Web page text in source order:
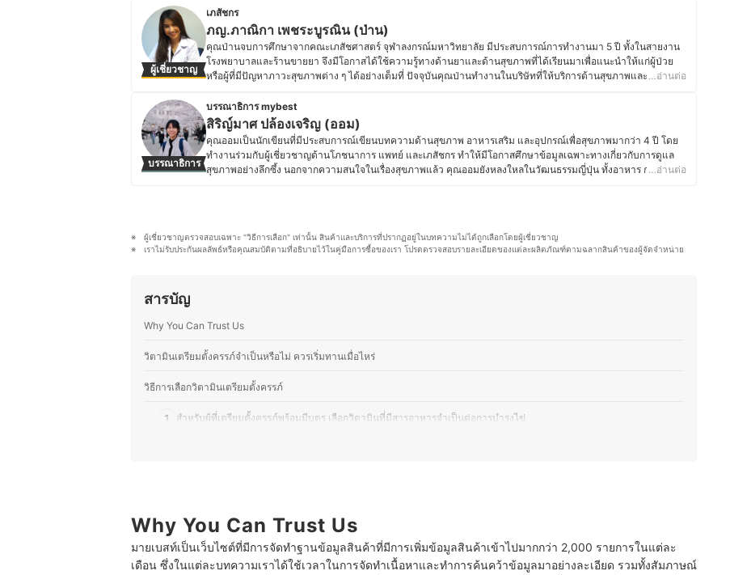
ผู้เชี่ยวชาญ
เภสัชกร
ภญ.ภาณิกา เพชระบูรณิน (ป่าน)
คุณป่านจบการศึกษาจากคณะเภสัชศาสตร์ จุฬาลงกรณ์มหาวิทยาลัย มีประสบการณ์การทำงานมา 5 ปี ทั้งในสายงาน
โรงพยาบาลและร้านขายยา จึงมีโอกาสได้ใช้ความรู้ทางด้านยาและด้านสุขภาพที่ได้เรียนมาเพื่อแนะนำให้แก่ผู้ป่วย
หรือผู้ที่มีปัญหาภาวะสุขภาพต่าง ๆ ได้อย่างเต็มที่ ปัจจุบันคุณป่านทำงานในบริษัทที่ให้บริการด้านสุขภาพและความ
คุณภาพชีวิตและสุขภาพที่ดียิ่งขึ้น นอกจากอาชีพสายงานโรงพยาบาลและร้านยาแล้ว คุณป่านยังมีความสนใจเรื่อง
สุขภาพและอาหารเสริมเพื่อดูแลสุขภาพตนเองและคนในครอบครัวอีกด้วย
ประวัติของ ภญ.ภาณิกา เพชระบูรณิน (ป่าน)
…อ่านต่อ
บรรณาธิการ
บรรณาธิการ mybest
สิริญ์มาศ ปล้องเจริญ (ออม)
คุณออมเป็นนักเขียนที่มีประสบการณ์เขียนบทความด้านสุขภาพ อาหารเสริม และอุปกรณ์เพื่อสุขภาพมากว่า 4 ปี โดย
ทำงานร่วมกับผู้เชี่ยวชาญด้านโภชนาการ แพทย์ และเภสัชกร ทำให้มีโอกาสศึกษาข้อมูลเฉพาะทางเกี่ยวกับการดูแล
สุขภาพอย่างลึกซึ้ง นอกจากความสนใจในเรื่องสุขภาพแล้ว คุณออมยังหลงใหลในวัฒนธรรมญี่ปุ่น ทั้งอาหาร การใช้
ออมจึงมุ่งมั่นที่จะถ่ายทอดความรู้ให้ผู้อ่านสามารถนำไปปรับใช้ได้จริง
ประวัติของ สิริญ์มาศ ปล้องเจริญ (ออม)
…อ่านต่อ
ผู้เชี่ยวชาญตรวจสอบเฉพาะ "วิธีการเลือก" เท่านั้น สินค้าและบริการที่ปรากฏอยู่ในบทความไม่ได้ถูกเลือกโดยผู้เชี่ยวชาญ
เราไม่รับประกันผลลัพธ์หรือคุณสมบัติตามที่อธิบายไว้ในคู่มือการซื้อของเรา โปรดตรวจสอบรายละเอียดของแต่ละผลิตภัณฑ์ตามฉลากสินค้าของผู้จัดจำหน่าย
สารบัญ
Why You Can Trust Us
วิตามินเตรียมตั้งครรภ์จำเป็นหรือไม่ ควรเริ่มทานเมื่อไหร่
วิธีการเลือกวิตามินเตรียมตั้งครรภ์
1 สำหรับผู้ที่เตรียมตั้งครรภ์พร้อมมีบุตร เลือกวิตามินที่มีสารอาหารจำเป็นต่อการบำรุงไข่
10 วิตามินเตรียมตั้งครรภ์ ยี่ห้อไหนดี บำรุงไข่และสุขภาพ
แนะนำอาหารบํารุงมดลูกก่อนตั้งครรภ์
Why You Can Trust Us
มายเบสท์เป็นเว็บไซต์ที่มีการจัดทำฐานข้อมูลสินค้าที่มีการเพิ่มข้อมูลสินค้าเข้าไปมากกว่า 2,000 รายการในแต่ละ
เดือน ซึ่งในแต่ละบทความเราได้ใช้เวลาในการจัดทำเนื้อหาและทำการค้นคว้าข้อมูลมาอย่างละเอียด รวมทั้งสัมภาษณ์